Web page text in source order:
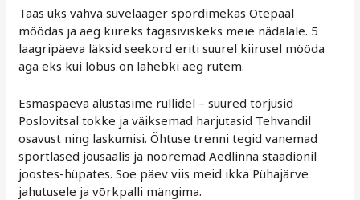
Taas üks vahva suvelaager spordimekas Otepääl
möödas ja aeg kiireks tagasiviskeks meie nädalale. 5
laagripäeva läksid seekord eriti suurel kiirusel mööda
aga eks kui lõbus on lähebki aeg rutem.
Esmaspäeva alustasime rullidel – suured tõrjusid
Poslovitsal tokke ja väiksemad harjutasid Tehvandil
osavust ning laskumisi. Õhtuse trenni tegid vanemad
sportlased jõusaalis ja nooremad Aedlinna staadionil
joostes-hüpates. Soe päev viis meid ikka Pühajärve
jahutusele ja võrkpalli mängima.